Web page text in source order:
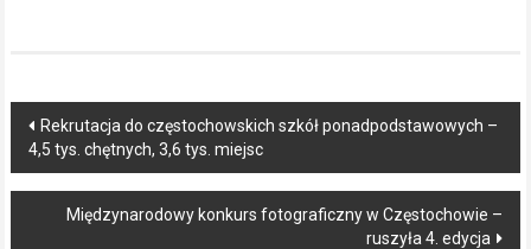
Post
navigation
Rekrutacja do częstochowskich szkół ponadpodstawowych –
4,5 tys. chętnych, 3,6 tys. miejsc
Międzynarodowy konkurs fotograficzny w Częstochowie –
ruszyła 4. edycja